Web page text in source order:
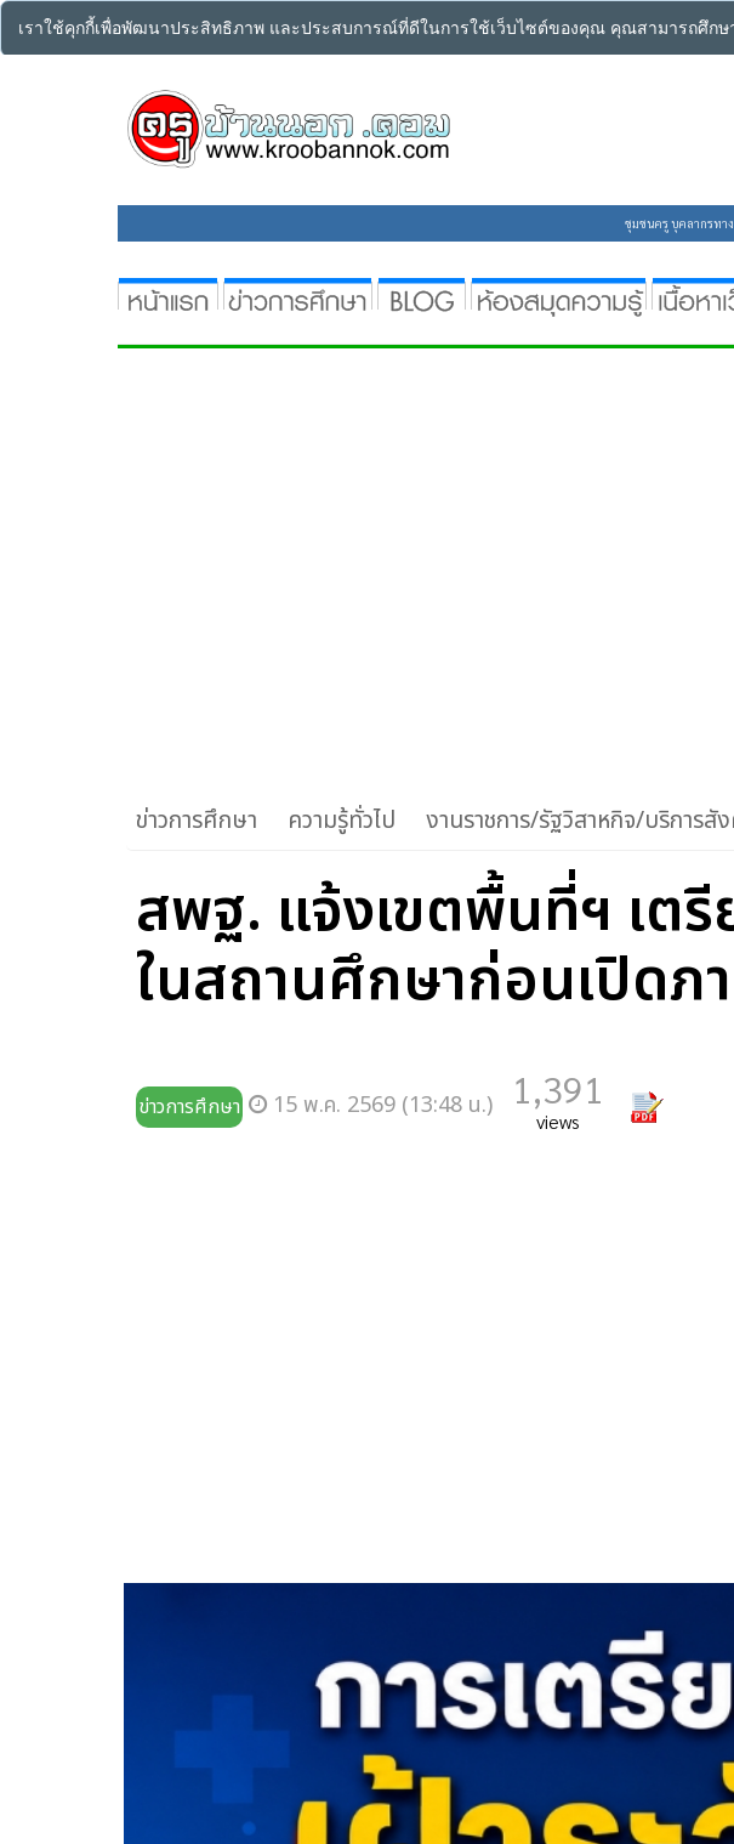
เราใช้คุกกี้เพื่อพัฒนาประสิทธิภาพ และประสบการณ์ที่ดีในการใช้เว็บไซต์ของคุณ คุณสามารถศึกษ
ชุมชนครู บุคลากรทา
ข่าวการศึกษา ความรู้ทั่วไป งานราชการ/รัฐวิสาหกิจ/บริการสั
สพฐ. แจ้งเขตพื้นที่ฯ เต
ในสถานศึกษาก่อนเปิดภ
ข่าวการศึกษา 15 พ.ค. 2569 (13:48 น.) 1,391
views